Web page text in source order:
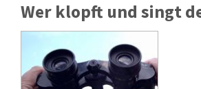
Wer klopft und singt